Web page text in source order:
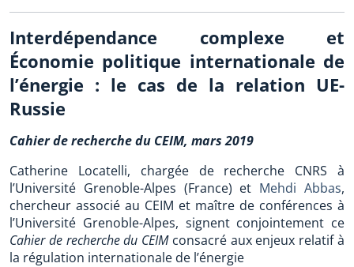
Interdépendance complexe et
Économie politique internationale de
l’énergie : le cas de la relation UE-
Russie
Cahier de recherche du CEIM, mars 2019
Catherine Locatelli, chargée de recherche CNRS à
l’Université Grenoble-Alpes (France) et Mehdi Abbas,
chercheur associé au CEIM et maître de conférences à
l’Université Grenoble-Alpes, signent conjointement ce
Cahier de recherche du CEIMconsacré aux enjeux relatif à
la régulation internationale de l’énergie